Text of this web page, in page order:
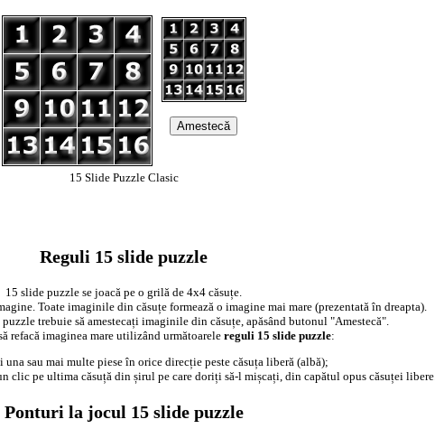
15 Slide Puzzle Clasic
Reguli 15 slide puzzle
15 slide puzzle se joacă pe o grilă de 4x4 căsuțe.
Toate imaginile din căsuțe formează o imagine mai mare (prezentată în dreapta).
trebuie să amestecați imaginile din căsuțe, apăsând butonul "Amestecă".
refacă imaginea mare utilizând următoarele reguli 15 slide puzzle:
sau mai multe piese în orice direcție peste căsuța liberă (albă);
clic pe ultima căsuță din șirul pe care doriți să-l mișcați, din capătul opus căsuței libere.
Ponturi la jocul 15 slide puzzle